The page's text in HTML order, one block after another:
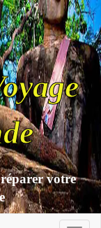
votre